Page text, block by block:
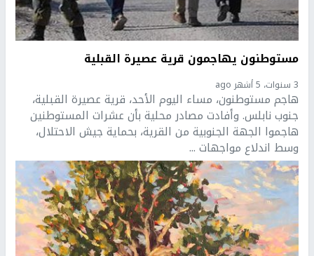
مستوطنون يهاجمون قرية عصيرة القبلية
3 سنوات، 5 أشهر ago
هاجم مستوطنون، مساء اليوم الأحد، قرية عصيرة القبلية،
جنوب نابلس. وأفادت مصادر محلية بأن عشرات المستوطنين
هاجموا الجهة الجنوبية من القرية، بحماية جيش الاحتلال،
وسط اندلاع مواجهات ...